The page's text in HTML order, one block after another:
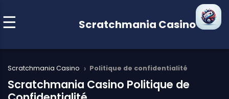
Scratchmania Casino
Scratchmania Casino › Politique de confidentialité
Scratchmania Casino Politique de